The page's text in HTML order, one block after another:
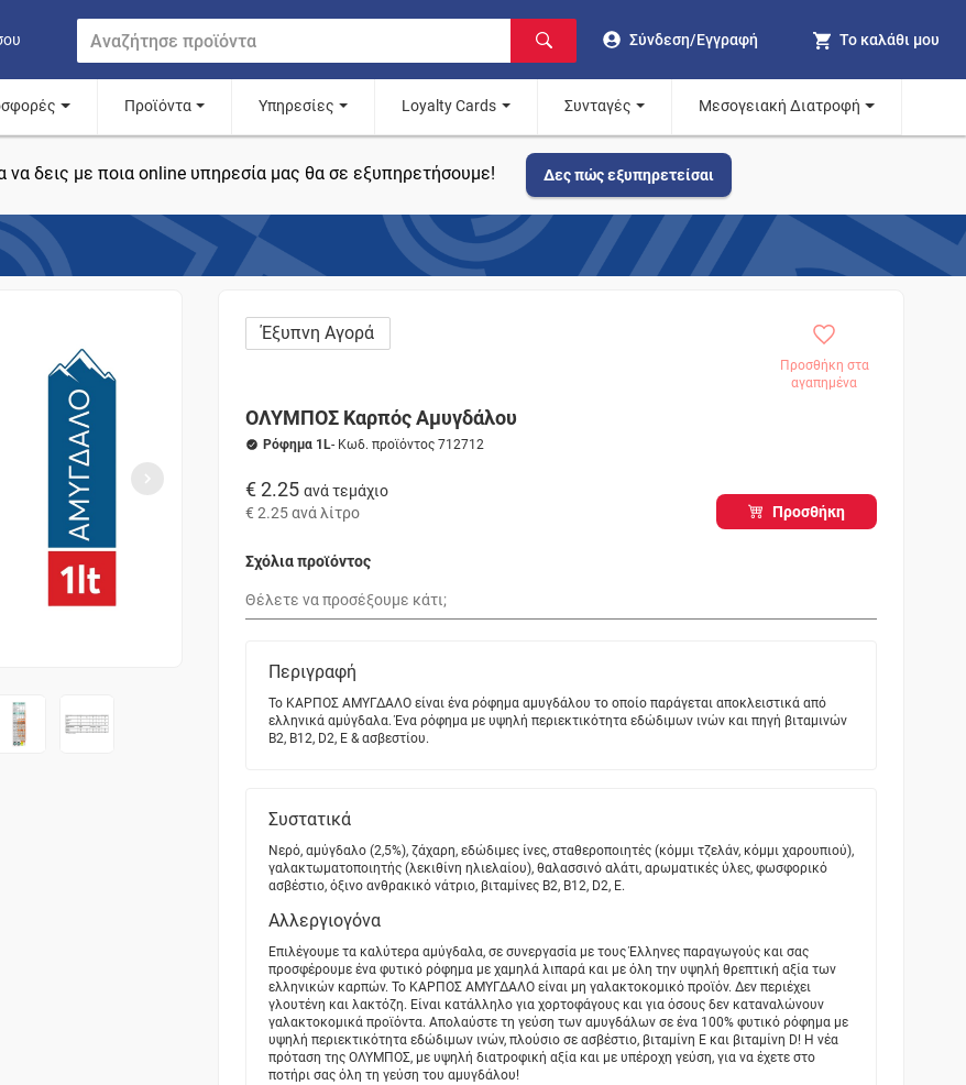
Σύνδεση/Εγγραφή Το καλάθι μου
Προϊόντα Υπηρεσίες Loyalty Cards Συνταγές Μεσογειακή Διατροφή
να δεις με ποια online υπηρεσία μας θα σε εξυπηρετήσουμε! Δες πώς εξυπηρετείσαι
Έξυπνη Αγορά
Προσθήκη στα
αγαπημένα
ΟΛΥΜΠΟΣ Καρπός Αμυγδάλου
Ρόφημα 1L- Κωδ. προϊόντος 712712
€ 2.25 ανά τεμάχιο
€ 2.25ανά λίτρο Προσθήκη
Σχόλια προϊόντος
Περιγραφή
Το ΚΑΡΠΟΣ ΑΜΥΓΔΑΛΟ είναι ένα ρόφημα αμυγδάλου το οποίο παράγεται αποκλειστικά από
ελληνικά αμύγδαλα. Ένα ρόφημα με υψηλή περιεκτικότητα εδώδιμων ινών και πηγή βιταμινών
Β2, Β12, D2, Ε & ασβεστίου.
Συστατικά
Νερό, αμύγδαλο (2,5%), ζάχαρη, εδώδιμες ίνες, σταθεροποιητές (κόμμι τζελάν, κόμμι χαρουπιού),
γαλακτωματοποιητής (λεκιθίνη ηλιελαίου), θαλασσινό αλάτι, αρωματικές ύλες, φωσφορικό
ασβέστιο, όξινο ανθρακικό νάτριο, βιταμίνες Β2, Β12, D2, E.
Αλλεργιογόνα
Επιλέγουμε τα καλύτερα αμύγδαλα, σε συνεργασία με τους Έλληνες παραγωγούς και σας
προσφέρουμε ένα φυτικό ρόφημα με χαμηλά λιπαρά και με όλη την υψηλή θρεπτική αξία των
ελληνικών καρπών. Το ΚΑΡΠΟΣ ΑΜΥΓΔΑΛΟ είναι μη γαλακτοκομικό προϊόν. Δεν περιέχει
γλουτένη και λακτόζη. Είναι κατάλληλο για χορτοφάγους και για όσους δεν καταναλώνουν
γαλακτοκομικά προϊόντα. Απολαύστε τη γεύση των αμυγδάλων σε ένα 100% φυτικό ρόφημα με
υψηλή περιεκτικότητα εδώδιμων ινών, πλούσιο σε ασβέστιο, βιταμίνη Ε και βιταμίνη D! Η νέα
πρόταση της ΟΛΥΜΠΟΣ, με υψηλή διατροφική αξία και με υπέροχη γεύση, για να έχετε στο
ποτήρι σας όλη τη γεύση του αμυγδάλου!